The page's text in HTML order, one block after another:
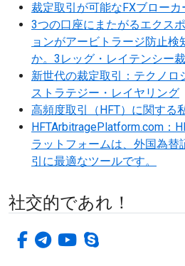
裁定取引が可能なFXブロー
3つの口座にまたがるエクス
ョンがアービトラージ防止検
か。3レッグ・レイテンシー裁
新世代の裁定取引：テクノロ
ストラテジー・レイヤリング
高頻度取引（HFT）に関する
HFTArbitragePlatform.com：
ラットフォームは、外国為替
引に最適なツールです。
社交的であれ！
フェイスブック
電報 ユーチューブ
スカイプ